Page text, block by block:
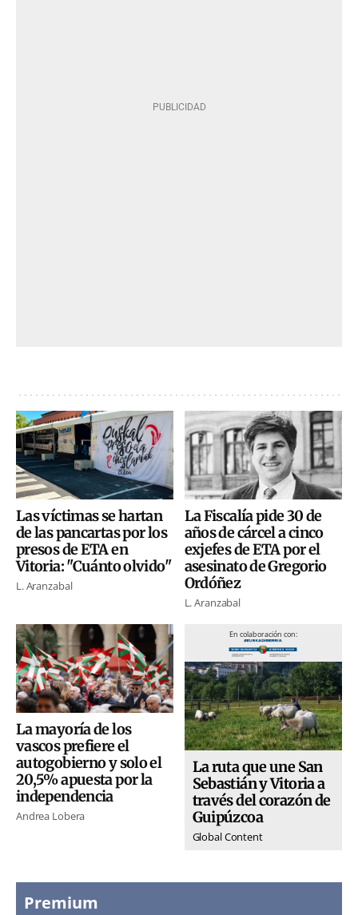
Las víctimas se hartan
de las pancartas por los
presos de ETA en
Vitoria: "Cuánto olvido"
L. Aranzabal
La Fiscalía pide 30 de
años de cárcel a cinco
exjefes de ETA por el
asesinato de Gregorio
Ordóñez
L. Aranzabal
La mayoría de los
vascos prefiere el
autogobierno y solo el
20,5% apuesta por la
independencia
Andrea Lobera
En colaboración con:
La ruta que une San
Sebastián y Vitoria a
través del corazón de
Guipúzcoa
Global Content
Premium